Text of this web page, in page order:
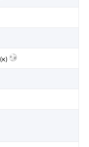
(к)